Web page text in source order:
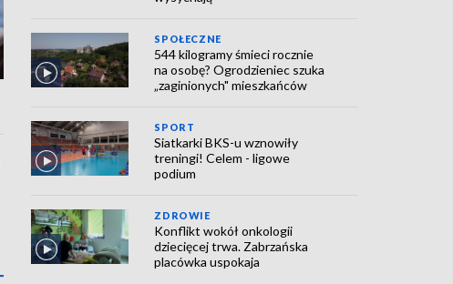
SPOŁECZNE
544 kilogramy śmieci rocznie
na osobę? Ogrodzieniec szuka
„zaginionych" mieszkańców
SPORT
Siatkarki BKS-u wznowiły
treningi! Celem - ligowe
podium
ZDROWIE
Konflikt wokół onkologii
dziecięcej trwa. Zabrzańska
placówka uspokaja